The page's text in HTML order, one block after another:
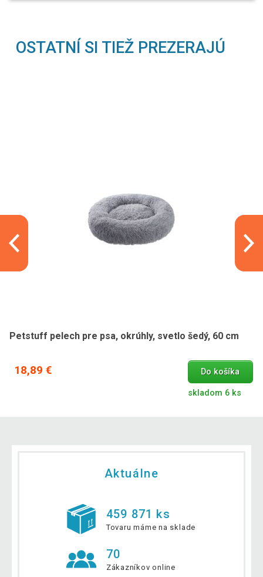
OSTATNÍ SI TIEŽ PREZERAJÚ
Petstuff pelech pre psa, okrúhly, svetlo šedý, 60 cm
18,89 € Do košíka
skladom 6 ks
Aktuálne
459 871 ks
Tovaru máme na sklade
70
Zákazníkov online